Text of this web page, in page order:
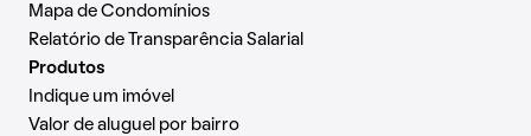
Mapa de Condomínios
Relatório de Transparência Salarial
Produtos
Indique um imóvel
Valor de aluguel por bairro